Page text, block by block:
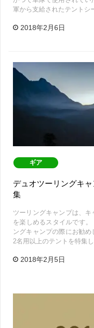
軍から支給されたテントシ
2018年2月6日
ギア
デュオツーリングキ
集
ツーリングキャンプは、
を楽しめるスタイルです
ングキャンプの際にお勧め
2名用以上のテントを特集
2018年2月5日